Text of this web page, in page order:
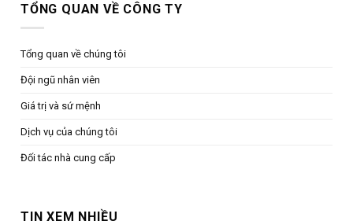
TỔNG QUAN VỀ CÔNG TY
Tổng quan về chúng tôi
Đội ngũ nhân viên
Giá trị và sứ mệnh
Dịch vụ của chúng tôi
Đối tác nhà cung cấp
TIN XEM NHIỀU